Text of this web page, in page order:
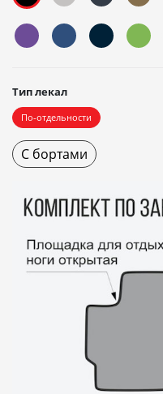
Тип лекал
По-отдельности
С бортами